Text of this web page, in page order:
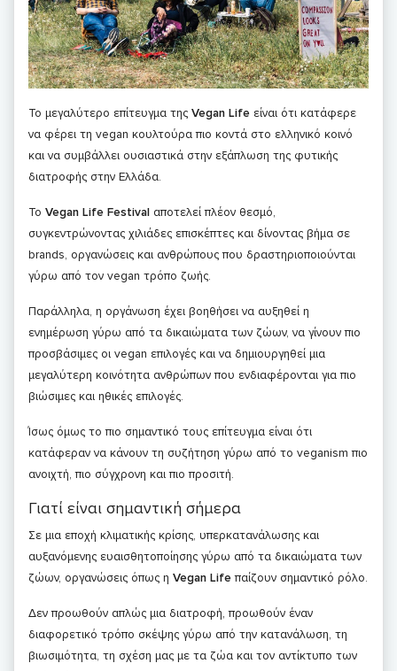
Το μεγαλύτερο επίτευγμα της Vegan Life είναι ότι κατάφερε
να φέρει τη vegan κουλτούρα πιο κοντά στο ελληνικό κοινό
και να συμβάλλει ουσιαστικά στην εξάπλωση της φυτικής
διατροφής στην Ελλάδα.
Το Vegan Life Festival αποτελεί πλέον θεσμό,
συγκεντρώνοντας χιλιάδες επισκέπτες και δίνοντας βήμα σε
brands, οργανώσεις και ανθρώπους που δραστηριοποιούνται
γύρω από τον vegan τρόπο ζωής.
Παράλληλα, η οργάνωση έχει βοηθήσει να αυξηθεί η
ενημέρωση γύρω από τα δικαιώματα των ζώων, να γίνουν πιο
προσβάσιμες οι vegan επιλογές και να δημιουργηθεί μια
μεγαλύτερη κοινότητα ανθρώπων που ενδιαφέρονται για πιο
βιώσιμες και ηθικές επιλογές.
Ίσως όμως το πιο σημαντικό τους επίτευγμα είναι ότι
κατάφεραν να κάνουν τη συζήτηση γύρω από το veganism πιο
ανοιχτή, πιο σύγχρονη και πιο προσιτή.
Γιατί είναι σημαντική σήμερα
Σε μια εποχή κλιματικής κρίσης, υπερκατανάλωσης και
αυξανόμενης ευαισθητοποίησης γύρω από τα δικαιώματα των
ζώων, οργανώσεις όπως η Vegan Life παίζουν σημαντικό ρόλο.
Δεν προωθούν απλώς μια διατροφή, προωθούν έναν
διαφορετικό τρόπο σκέψης γύρω από την κατανάλωση, τη
βιωσιμότητα, τη σχέση μας με τα ζώα και τον αντίκτυπο των